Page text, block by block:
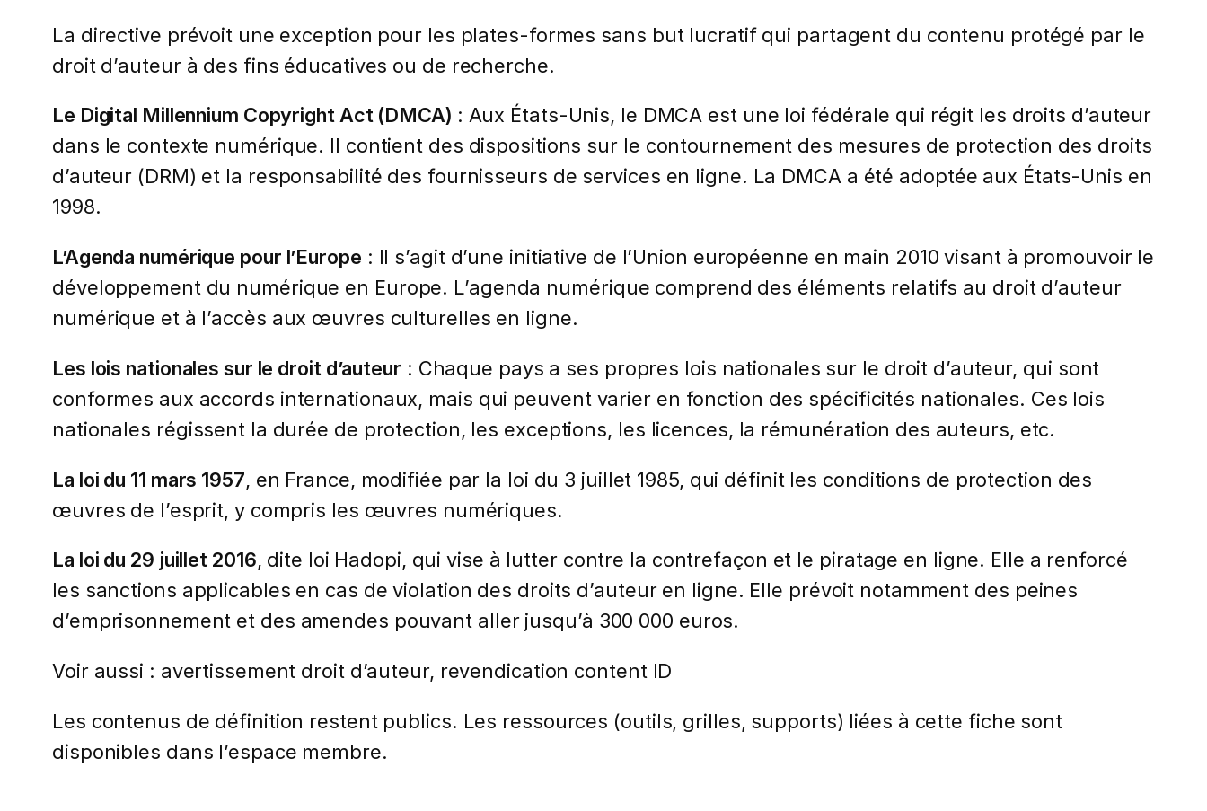
La directive prévoit une exception pour les plates-formes sans but lucratif qui partagent du contenu protégé par le
droit d’auteur à des fins éducatives ou de recherche.
Le Digital Millennium Copyright Act (DMCA) : Aux États-Unis, le DMCA est une loi fédérale qui régit les droits d’auteur
dans le contexte numérique. Il contient des dispositions sur le contournement des mesures de protection des droits
d’auteur (DRM) et la responsabilité des fournisseurs de services en ligne. La DMCA a été adoptée aux États-Unis en
1998.
L’Agenda numérique pour l’Europe : Il s’agit d’une initiative de l’Union européenne en main 2010 visant à promouvoir le
développement du numérique en Europe. L’agenda numérique comprend des éléments relatifs au droit d’auteur
numérique et à l’accès aux œuvres culturelles en ligne.
Les lois nationales sur le droit d’auteur : Chaque pays a ses propres lois nationales sur le droit d’auteur, qui sont
conformes aux accords internationaux, mais qui peuvent varier en fonction des spécificités nationales. Ces lois
nationales régissent la durée de protection, les exceptions, les licences, la rémunération des auteurs, etc.
La loi du 11 mars 1957, en France, modifiée par la loi du 3 juillet 1985, qui définit les conditions de protection des
œuvres de l’esprit, y compris les œuvres numériques.
La loi du 29 juillet 2016, dite loi Hadopi, qui vise à lutter contre la contrefaçon et le piratage en ligne. Elle a renforcé
les sanctions applicables en cas de violation des droits d’auteur en ligne. Elle prévoit notamment des peines
d’emprisonnement et des amendes pouvant aller jusqu’à 300 000 euros.
Voir aussi : avertissement droit d’auteur, revendication content ID
Les contenus de définition restent publics. Les ressources (outils, grilles, supports) liées à cette fiche sont
disponibles dans l’espace membre.